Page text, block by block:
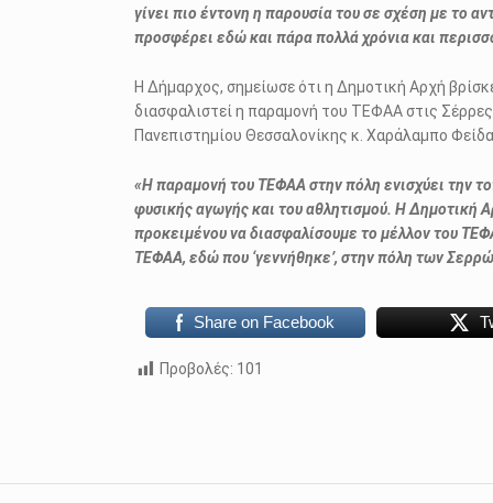
γίνει πιο έντονη η παρουσία του σε σχέση με το
προσφέρει εδώ και πάρα πολλά χρόνια και
Η Δήμαρχος, σημείωσε ότι η Δημοτική Αρχή
διασφαλιστεί η παραμονή του ΤΕΦΑΑ στις
Πανεπιστημίου Θεσσαλονίκης κ. Χαράλαμπο
«Η παραμονή του ΤΕΦΑΑ στην πόλη ενισχύει την
φυσικής αγωγής και του αθλητισμού. Η Δημοτική
προκειμένου να διασφαλίσουμε το μέλλον του
ΤΕΦΑΑ, εδώ που ‘γεννήθηκε’, στην πόλη των
Share on Facebook
Προβολές: 101
Πλοήγηση άρθρων